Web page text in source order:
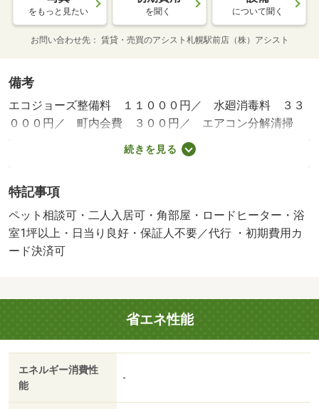
をもっと見たい を聞く について聞く
お問い合わせ先 賃貸・売買のアシスト札幌駅前店（株）アシスト
備考
エコジョーズ整備料 １１０００円／ 水廻消毒料 ３３
０００円／ 町内会費 ３００円／ エアコン分解清掃
２２０００円／ ２４時間管理費 １１００円／／保証会
社利用必：要確認／普通借家０２年／二人入居可／子供可
ない物件はございません。わざわざ何社も足を運ばなくて
も窓口一つでご案内フットワークが軽いスタッフが皆様の
ご来店、笑顔でお待ちしております。／バストイレ別／バ
ルコニー／エアコン／ガスコンロ対応／クロゼット／フロ
ボックス／システムキッチン／追焚機能浴室／角住戸／温
水洗浄便座／脱衣所／エレベーター／洗面所独立／洗面化
粧台／駐輪場／宅配ボックス／即入居可／ＢＳ・ＣＳ／敷
金不要／３口以上コンロ／対面式キッチン／防犯カメラ／
ペット相談／オートバス／グリル付／保証人不要／二人入
居相談／２沿線利用可／ネット使用料不要／眺望良好／ロ
続きを見る
特記事項
ペット相談可・二人入居可・角部屋・ロードヒーター・浴
室1坪以上・日当り良好・保証人不要／代行 ・初期費用カ
ード決済可
省エネ性能
エネルギー消費性
能
-